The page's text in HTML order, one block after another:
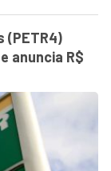
(PETR4)
anuncia R$